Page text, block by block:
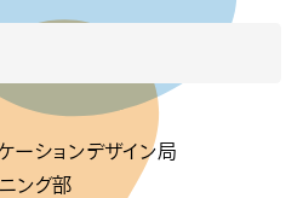
ーションデザイン局
ング部